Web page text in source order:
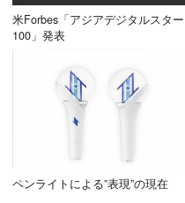
米Forbes「アジアデジタルスター
100」発表
ペンライトによる”表現”の現在